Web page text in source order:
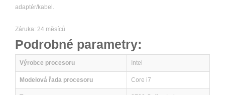
adaptér/kabel.
Záruka: 24 měsíců
Podrobné parametry:
Výrobce procesoru Intel
Modelová řada procesoru Core i7